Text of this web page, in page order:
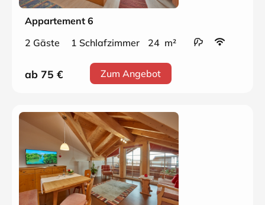
Appartement 6
2 Gäste
1 Schlafzimmer 24 m²
ab 75 € Zum Angebot